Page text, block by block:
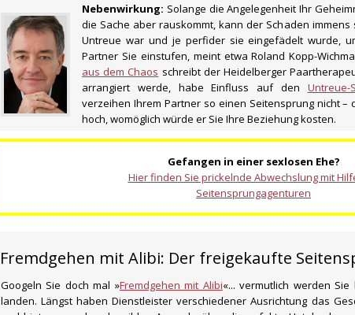
Nebenwirkung: Solange die Angelegenheit Ihr
die Sache aber rauskommt, kann der Schaden
Untreue war und je perfider sie eingefädelt wurde,
Partner Sie einstufen, meint etwa Roland Kopp-
aus dem Chaos schreibt der Heidelberger
arrangiert werde, habe Einfluss auf den Untreue-
verzeihen Ihrem Partner so einen Seitensprung nicht –
hoch, womöglich würde er Sie Ihre Beziehung kosten.
Gefangen in einer sexlosen Ehe?
Hier finden Sie prickelnde Abwechslung mit
Seitensprungagenturen
Fremdgehen mit Alibi: Der freigekaufte
Googeln Sie doch mal »Fremdgehen mit Alibi«... vermutlich werden
landen. Längst haben Dienstleister verschiedener Ausrichtung das